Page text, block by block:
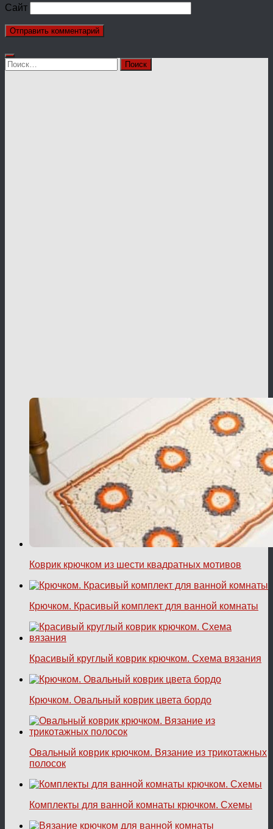
Сайт
Найти:
Коврик крючком из шести квадратных мотивов
Крючком. Красивый комплект для ванной комнаты
Красивый круглый коврик крючком. Схема вязания
Крючком. Овальный коврик цвета бордо
Овальный коврик крючком. Вязание из трикотажных
полосок
Комплекты для ванной комнаты крючком. Схемы